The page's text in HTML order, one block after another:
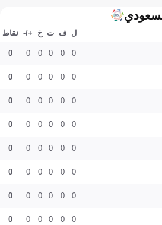
ل ف ت خ +/- نقاط
0
0
0
0
0
0
0
0
0
0
0
0
0
0
0
0
0
0
0
0
0
0
0
0
0
0
0
0
0
0
0
0
0
0
0
0
0
0
0
0
0
0
0
0
0
0
0
0